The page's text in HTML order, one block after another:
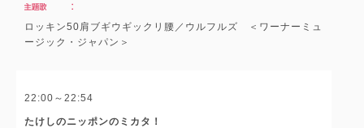
ロッキン50肩ブギウギックリ腰／ウルフルズ ＜ワーナーミュ
ージック・ジャパン＞
22:00～22:54
たけしのニッポンのミカタ！